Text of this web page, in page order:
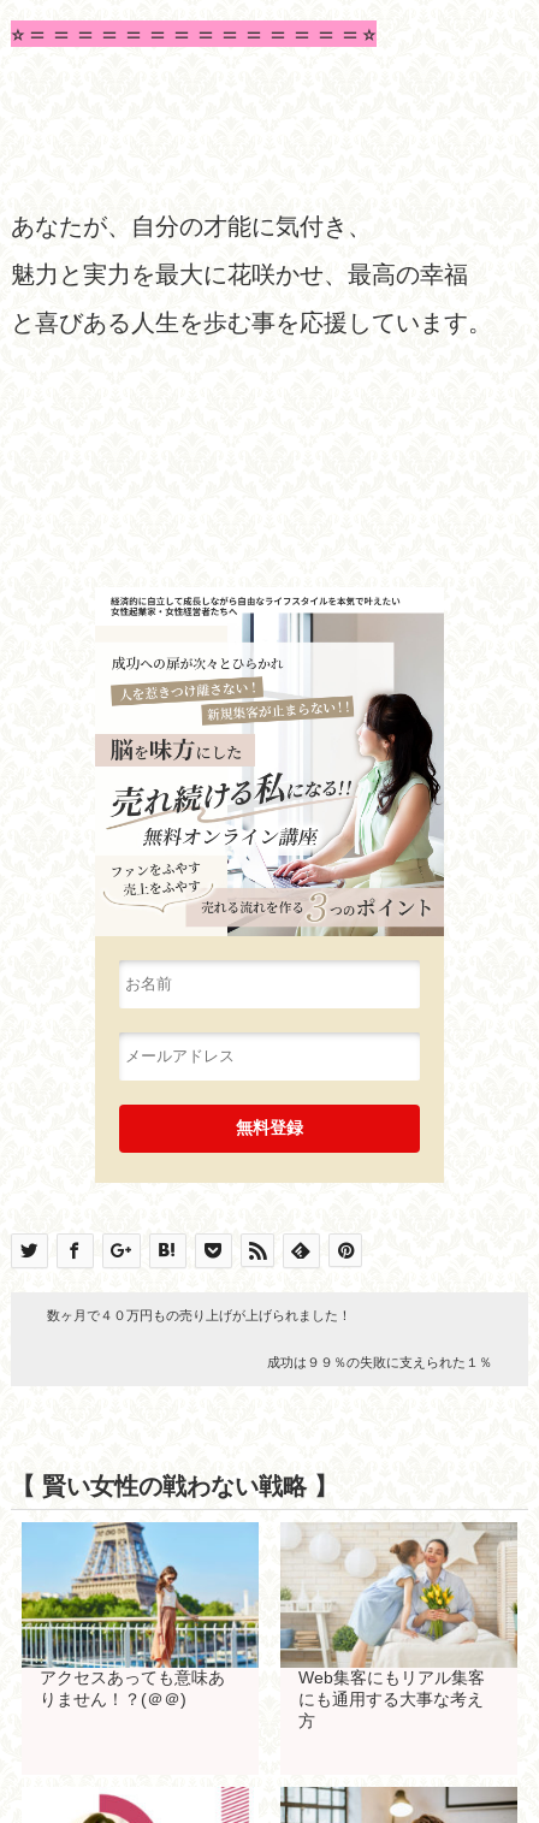
⭐︎＝＝＝＝＝＝＝＝＝＝＝＝＝＝⭐︎
あなたが、自分の才能に気付き、
魅力と実力を最大に花咲かせ、最高の幸福
と喜びある人生を歩む事を応援しています。
数ヶ月で４０万円もの売り上げが上げられました！
成功は９９％の失敗に支えられた１％
【 賢い女性の戦わない戦略 】
アクセスあっても意味あ
りません！？(＠＠)
Web集客にもリアル集客
にも通用する大事な考え
方